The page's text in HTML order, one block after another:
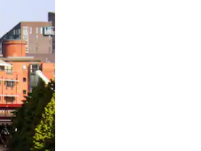
glisser.